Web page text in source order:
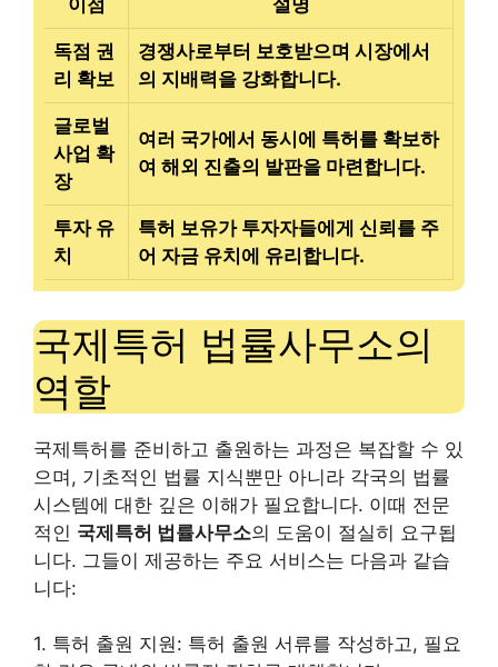
이점 설명
독점 권
리 확보
경쟁사로부터 보호받으며 시장에서
의 지배력을 강화합니다.
글로벌
사업 확
장
여러 국가에서 동시에 특허를 확보하
여 해외 진출의 발판을 마련합니다.
투자 유
치
특허 보유가 투자자들에게 신뢰를 주
어 자금 유치에 유리합니다.
국제특허 법률사무소의
역할
국제특허를 준비하고 출원하는 과정은 복잡할 수 있
으며, 기초적인 법률 지식뿐만 아니라 각국의 법률
시스템에 대한 깊은 이해가 필요합니다. 이때 전문
적인 국제특허 법률사무소의 도움이 절실히 요구됩
니다. 그들이 제공하는 주요 서비스는 다음과 같습
니다:
1. 특허 출원 지원: 특허 출원 서류를 작성하고, 필요